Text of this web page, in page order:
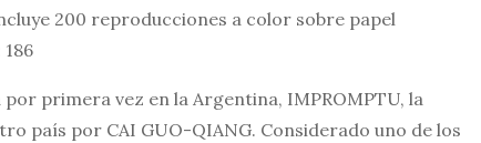
200 reproducciones a color sobre papel
primera vez en la Argentina, IMPROMPTU, la
país por CAI GUO-QIANG. Considerado uno de los